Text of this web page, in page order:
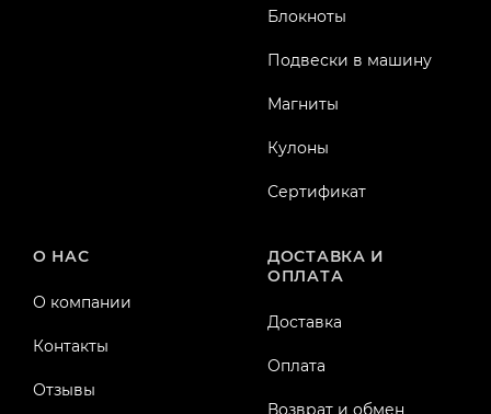
Блокноты
Подвески в машину
Магниты
Кулоны
Сертификат
О НАС
О компании
Контакты
Отзывы
ДОСТАВКА И
ОПЛАТА
Доставка
Оплата
Возврат и обмен